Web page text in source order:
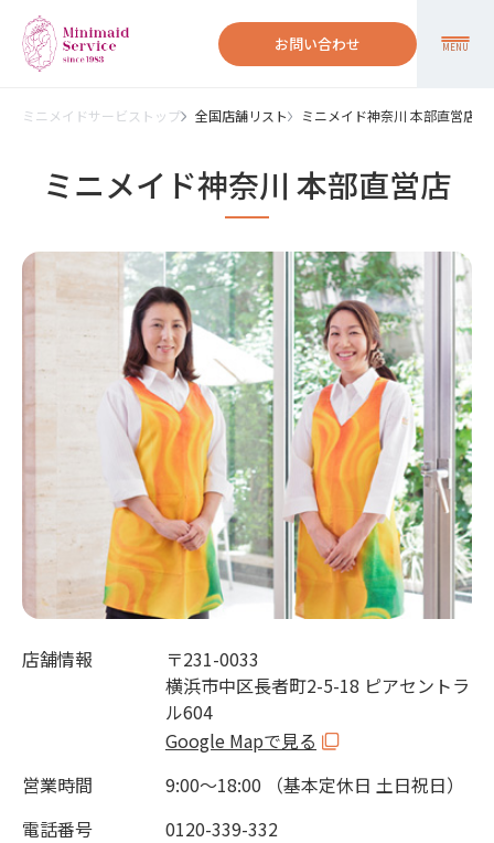
お問い合わせ MENU
ミニメイドサービストップ 全国店舗リスト ミニメイド神奈川 本部直営店
ミニメイド神奈川 本部直営店
店舗情報
〒231-0033
横浜市中区長者町2-5-18 ピアセントラ
ル604
Google Mapで見る
営業時間
9:00～18:00 （基本定休日 土日祝日）
電話番号
0120-339-332